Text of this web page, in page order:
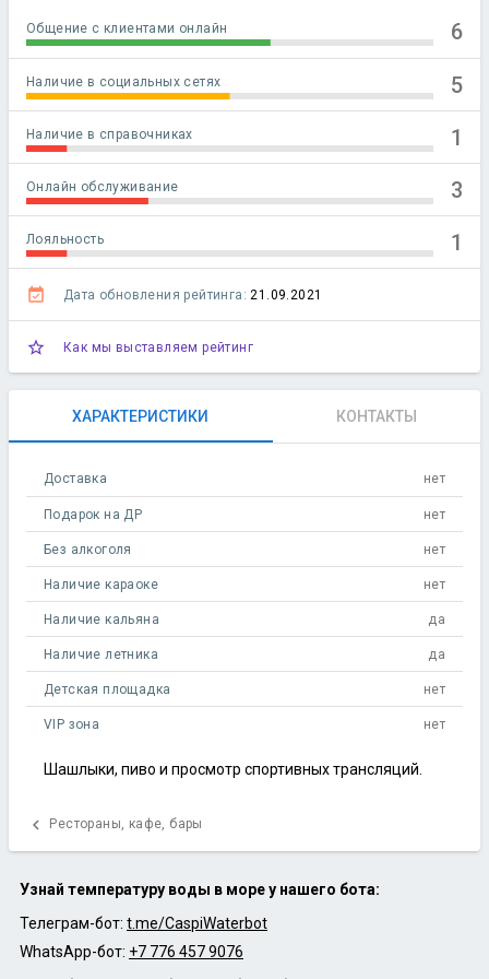
Общение с клиентами онлайн 6
Наличие в социальных сетях 5
Наличие в справочниках 1
Онлайн обслуживание 3
Лояльность 1
event_available Дата обновления рейтинга: 21.09.2021
star_outline Как мы выставляем рейтинг
ХАРАКТЕРИСТИКИ КОНТАКТЫ
Доставка нет
Подарок на ДР нет
Без алкоголя нет
Наличие караоке нет
Наличие кальяна да
Наличие летника да
Детская площадка нет
VIP зона нет
Шашлыки, пиво и просмотр спортивных трансляций.
chevron_left Рестораны, кафе, бары
Узнай температуру воды в море у нашего бота:
Телеграм-бот: t.me/CaspiWaterbot
WhatsApp-бот: +7 776 457 9076